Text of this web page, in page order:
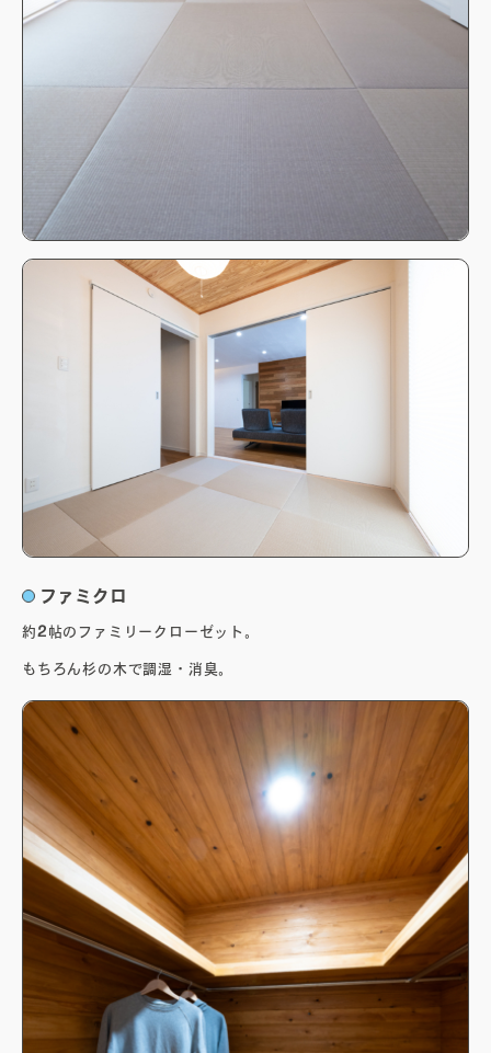
ファミクロ
約2帖のファミリークローゼット。
もちろん杉の木で調湿・消臭。